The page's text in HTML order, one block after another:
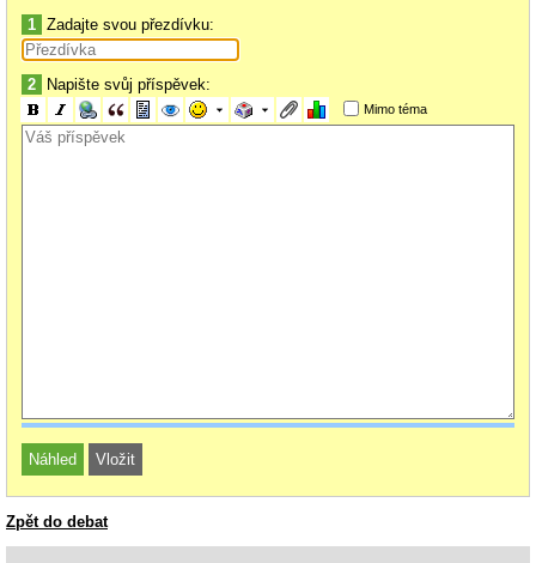
1 Zadajte svou přezdívku:
2 Napište svůj příspěvek:
Mimo téma
Zpět do debat